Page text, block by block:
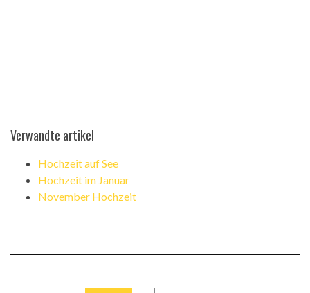
Verwandte artikel
Hochzeit auf See
Hochzeit im Januar
November Hochzeit